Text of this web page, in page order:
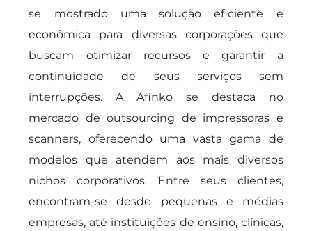
se mostrado uma solução eficiente e
econômica para diversas corporações que
buscam otimizar recursos e garantir a
continuidade de seus serviços sem
interrupções. A Afinko se destaca no
mercado de outsourcing de impressoras e
scanners, oferecendo uma vasta gama de
modelos que atendem aos mais diversos
nichos corporativos. Entre seus clientes,
encontram-se desde pequenas e médias
empresas, até instituições de ensino, clínicas,